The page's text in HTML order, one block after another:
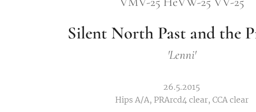
Silent North Past and the
'Lenni'
26.5.2015
Hips A/A, PRArcd4 clear, CCA clear